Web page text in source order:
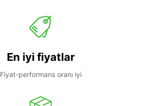
En iyi fiyatlar
Fiyat-performans oranı iyi